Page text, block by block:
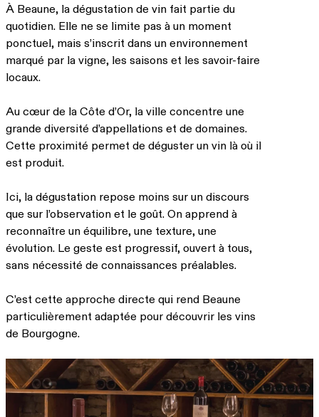
À Beaune, la dégustation de vin fait partie du
quotidien. Elle ne se limite pas à un moment
ponctuel, mais s’inscrit dans un environnement
marqué par la vigne, les saisons et les savoir-faire
locaux.
Au cœur de la Côte d’Or, la ville concentre une
grande diversité d’appellations et de domaines.
Cette proximité permet de déguster un vin là où il
est produit.
Ici, la dégustation repose moins sur un discours
que sur l’observation et le goût. On apprend à
reconnaître un équilibre, une texture, une
évolution. Le geste est progressif, ouvert à tous,
sans nécessité de connaissances préalables.
C’est cette approche directe qui rend Beaune
particulièrement adaptée pour découvrir les vins
de Bourgogne.